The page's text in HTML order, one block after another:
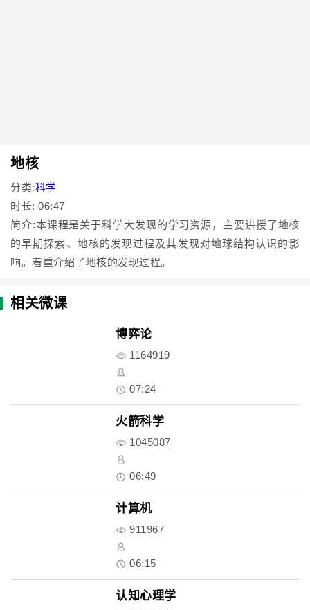
地核
分类:科学
时长: 06:47
简介:本课程是关于科学大发现的学习资源，主要讲授了地核
的早期探索、地核的发现过程及其发现对地球结构认识的影
响。着重介绍了地核的发现过程。
相关微课
博弈论
1164919
07:24
火箭科学
1045087
06:49
计算机
911967
06:15
认知心理学